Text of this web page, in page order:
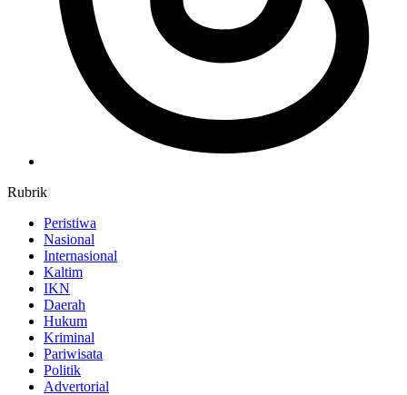
Rubrik
Peristiwa
Nasional
Internasional
Kaltim
IKN
Daerah
Hukum
Kriminal
Pariwisata
Politik
Advertorial